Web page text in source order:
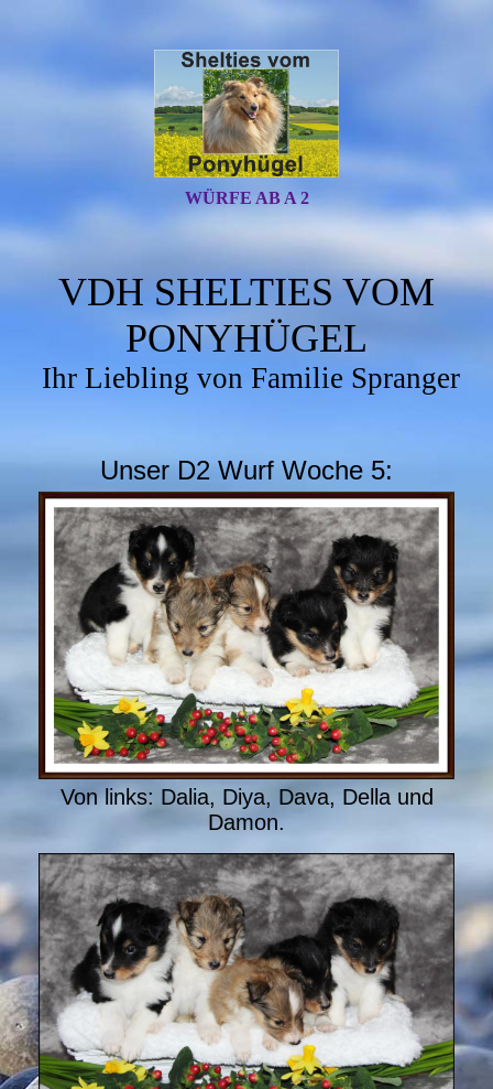
WÜRFE AB A 2
VDH SHELTIES VOM
PONYHÜGEL
Ihr Liebling von Familie Spranger
Unser D2 Wurf Woche 5:
Von links: Dalia, Diya, Dava, Della und
Damon.